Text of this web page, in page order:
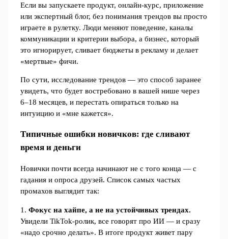
Если вы запускаете продукт, онлайн‑курс, приложение
или экспертный блог, без понимания трендов вы просто
играете в рулетку. Люди меняют поведение, каналы
коммуникации и критерии выбора, а бизнес, который
это игнорирует, сливает бюджеты в рекламу и делает
«мертвые» фичи.
По сути, исследование трендов — это способ заранее
увидеть, что будет востребовано в вашей нише через
6–18 месяцев, и перестать опираться только на
интуицию и «мне кажется».
Типичные ошибки новичков: где сливают
время и деньги
Новички почти всегда начинают не с того конца — с
гадания и опроса друзей. Список самых частых
промахов выглядит так:
1. Фокус на хайпе, а не на устойчивых трендах.
Увидели TikTok‑ролик, все говорят про ИИ — и сразу
«надо срочно делать». В итоге продукт живет пару